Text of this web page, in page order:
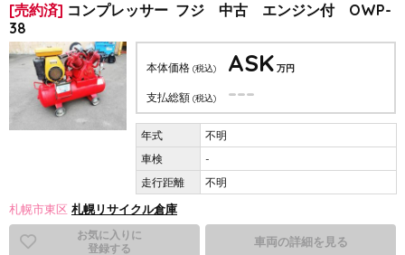
[売約済] コンプレッサー フジ 中古 エンジン付 OWP-
38
本体価格 (税込) ASK 万円
支払総額 (税込) ---
不明
-
不明
札幌市東区 札幌リサイクル倉庫
お気に入りに
登録する
車両の詳細を見る